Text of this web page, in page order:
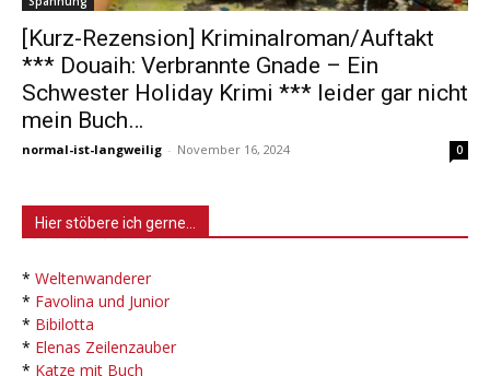
[Kurz-Rezension] Kriminalroman/Auftakt
*** Douaih: Verbrannte Gnade – Ein
Schwester Holiday Krimi *** leider gar nicht
mein Buch…
normal-ist-langweilig - November 16, 2024 0
Hier stöbere ich gerne…
* Weltenwanderer
* Favolina und Junior
* Bibilotta
* Elenas Zeilenzauber
* Katze mit Buch